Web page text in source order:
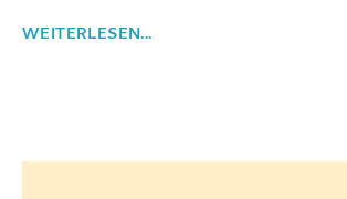
WEITERLESEN...